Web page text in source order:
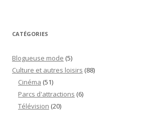
CATÉGORIES
Blogueuse mode (5)
Culture et autres loisirs (88)
Cinéma (51)
Parcs d'attractions (6)
Télévision (20)